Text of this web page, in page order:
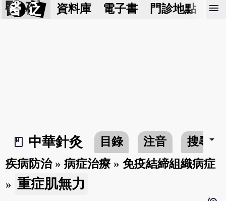
醫 砭 資料庫 電子書 門診地點 預
menu
book_2
中華針灸 目錄 注音 搜尋arrow_drop_down
疾病防治»病症治療»免疫結締組織病症
» 重症肌無力